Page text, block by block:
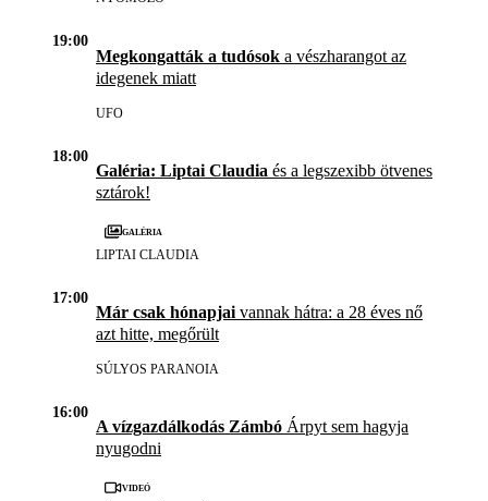
19:00
Megkongatták a tudósok a vészharangot az
idegenek miatt
UFO
18:00
Galéria: Liptai Claudia és a legszexibb ötvenes
sztárok!
Galéria
LIPTAI CLAUDIA
17:00
Már csak hónapjai vannak hátra: a 28 éves nő
azt hitte, megőrült
SÚLYOS PARANOIA
16:00
A vízgazdálkodás Zámbó Árpyt sem hagyja
nyugodni
Videó